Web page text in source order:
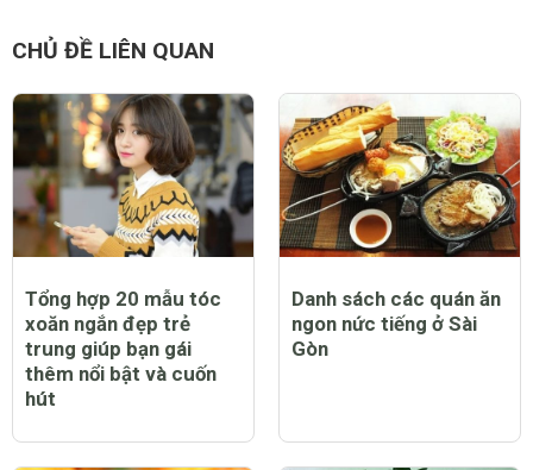
CHỦ ĐỀ LIÊN QUAN
Tổng hợp 20 mẫu tóc
xoăn ngắn đẹp trẻ
trung giúp bạn gái
thêm nổi bật và cuốn
hút
Danh sách các quán ăn
ngon nức tiếng ở Sài
Gòn